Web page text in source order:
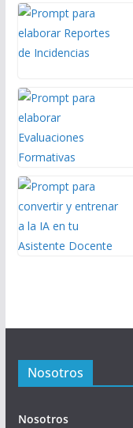
Nosotros
Nosotros